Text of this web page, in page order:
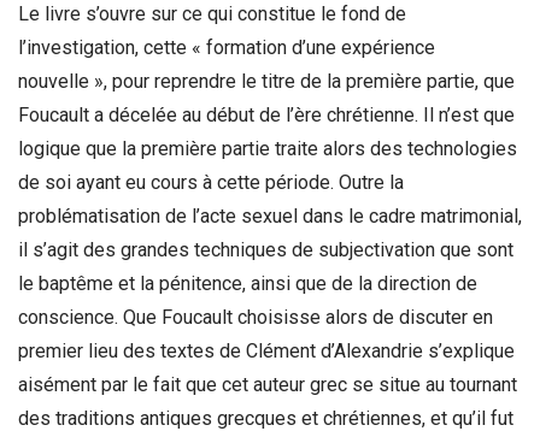
Le livre s’ouvre sur ce qui constitue le fond de
l’investigation, cette « formation d’une expérience
nouvelle », pour reprendre le titre de la première partie, que
Foucault a décelée au début de l’ère chrétienne. Il n’est que
logique que la première partie traite alors des technologies
de soi ayant eu cours à cette période. Outre la
problématisation de l’acte sexuel dans le cadre matrimonial,
il s’agit des grandes techniques de subjectivation que sont
le baptême et la pénitence, ainsi que de la direction de
conscience. Que Foucault choisisse alors de discuter en
premier lieu des textes de Clément d’Alexandrie s’explique
aisément par le fait que cet auteur grec se situe au tournant
des traditions antiques grecques et chrétiennes, et qu’il fut